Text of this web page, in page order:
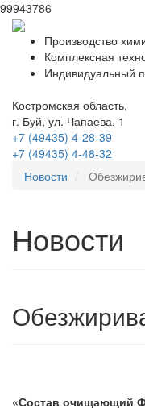
99943786
Производство
Комплексная
Индивидуальный
Костромская область,
г. Буй, ул. Чапаева, 1
+7 (49435) 4-28-39
+7 (49435) 4-48-32
Новости
Новости
«Состав очищающий